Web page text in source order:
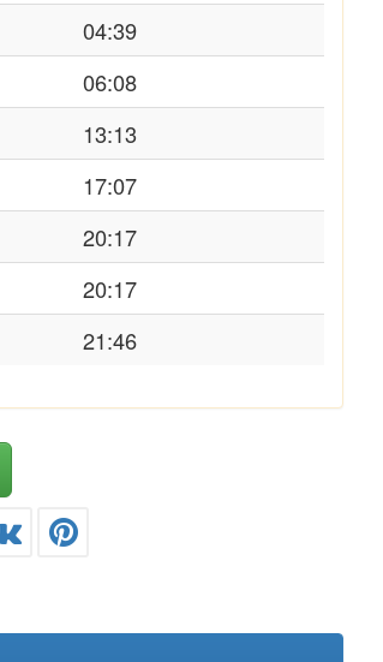
04:39
06:08
13:13
17:07
20:17
20:17
21:46